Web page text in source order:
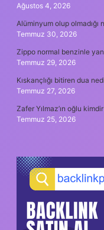
Ağustos 4, 2026
Alüminyum olup olmadığı
Temmuz 30, 2026
Zippo normal benzinle
Temmuz 29, 2026
Kıskançlığı bitiren dua
Temmuz 27, 2026
Zafer Yılmaz’ın oğlu
Temmuz 25, 2026